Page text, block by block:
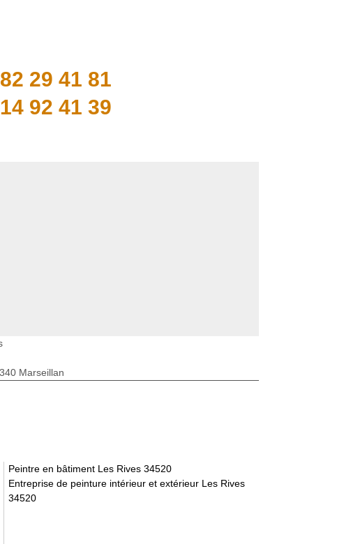
29 41 81
92 41 39
Marseillan
Peintre en bâtiment Les Rives 34520
Entreprise de peinture intérieur et extérieur Les Rives
34520